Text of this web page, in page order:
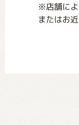
※店舗によ
またはお